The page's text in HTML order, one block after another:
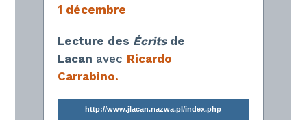
1 décembre
Lecture des Écrits de
Lacan avec Ricardo
Carrabino.
http://www.jlacan.nazwa.pl/index.php